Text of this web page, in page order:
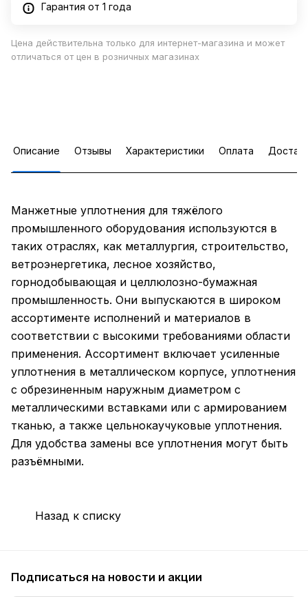
Гарантия от 1 года
Цена действительна только для интернет-магазина и может
отличаться от цен в розничных магазинах
Описание Отзывы Характеристики Оплата
Манжетные уплотнения для тяжёлого
промышленного оборудования используются в
таких отраслях, как металлургия, строительство,
ветроэнергетика, лесное хозяйство,
горнодобывающая и целлюлозно-бумажная
промышленность. Они выпускаются в широком
ассортименте исполнений и материалов в
соответствии с высокими требованиями области
применения. Ассортимент включает усиленные
уплотнения в металлическом корпусе, уплотнения
с обрезиненным наружным диаметром с
металлическими вставками или с армированием
тканью, а также цельнокаучуковые уплотнения.
Для удобства замены все уплотнения могут быть
разъёмными.
Назад к списку
Подписаться на новости и акции